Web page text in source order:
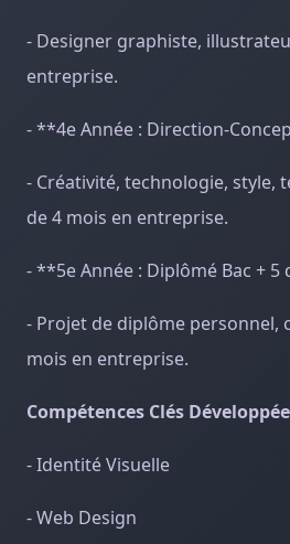
- Designer graphiste,
entreprise.
- **4e Année : Direction-
- Créativité, technologie,
de 4 mois en entreprise.
- **5e Année : Diplômé Bac +
- Projet de diplôme
mois en entreprise.
Compétences Clés
- Identité Visuelle
- Web Design